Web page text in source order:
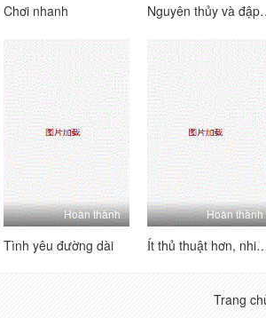
Chơi nhanh Nguyên
Hoàn thành
Tình yêu đường dài
Hoàn thành
Ít thủ thuật hơn,
Trang